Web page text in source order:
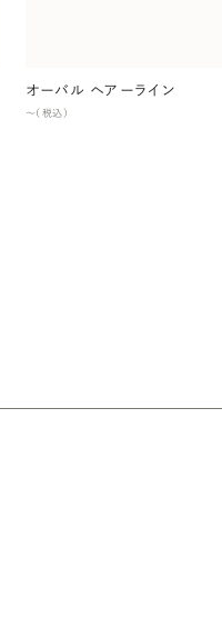
オーバル ヘアーライン
〜（税込）